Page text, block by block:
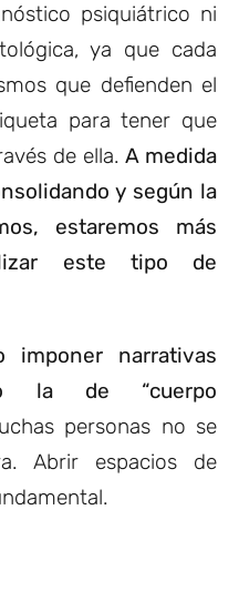
psiquiátrico ni
ya que cada
que defienden el
para tener que
de ella. A medida
y según la
estaremos más
este tipo de
imponer narrativas
la de “cuerpo
personas no se
Abrir espacios de